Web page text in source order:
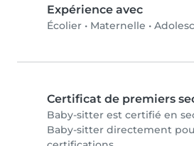
Expérience avec
Écolier • Maternelle •
Certificat de premiers
Baby-sitter est certifié en
Baby-sitter directement